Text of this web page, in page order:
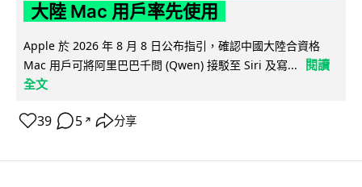
大陸 Mac 用戶率先使用
Apple 於 2026 年 8 月 8 日公布指引，確認中國大陸合資格
Mac 用戶可將阿里巴巴千問 (Qwen) 接駁至 Siri 及寫...
閱讀
全文
39 5 ↗ 分享